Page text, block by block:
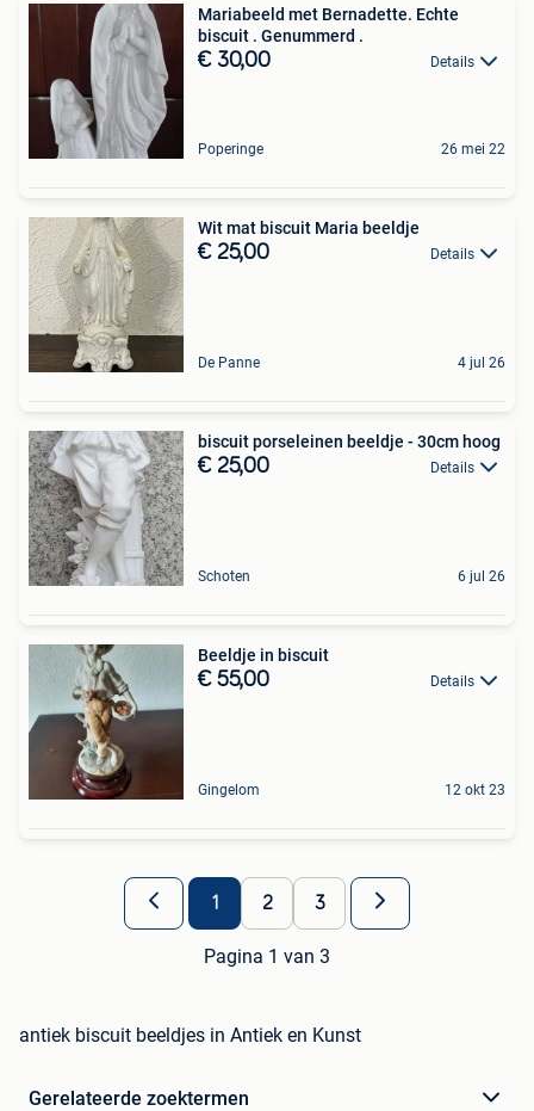
Mariabeeld met Bernadette. Echte
biscuit . Genummerd .
€ 30,00 Details
Poperinge 26 mei 22
Wit mat biscuit Maria beeldje
€ 25,00 Details
De Panne 4 jul 26
biscuit porseleinen beeldje - 30cm hoog
€ 25,00 Details
Schoten 6 jul 26
Beeldje in biscuit
€ 55,00 Details
Gingelom 12 okt 23
1 2 3
Pagina 1 van 3
antiek biscuit beeldjes in Antiek en Kunst
Gerelateerde zoektermen